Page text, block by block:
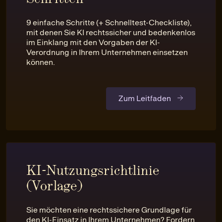
9 einfache Schritte (+ Schnelltest-Checkliste),
mit denen Sie KI rechtssicher und bedenkenlos
im Einklang mit den Vorgaben der KI-
Verordnung in Ihrem Unternehmen einsetzen
können.
Zum Leitfaden
KI-Nutzungsrichtlinie
(Vorlage)
Sie möchten eine rechtssichere Grundlage für
den KI-Einsatz in Ihrem Unternehmen? Fordern